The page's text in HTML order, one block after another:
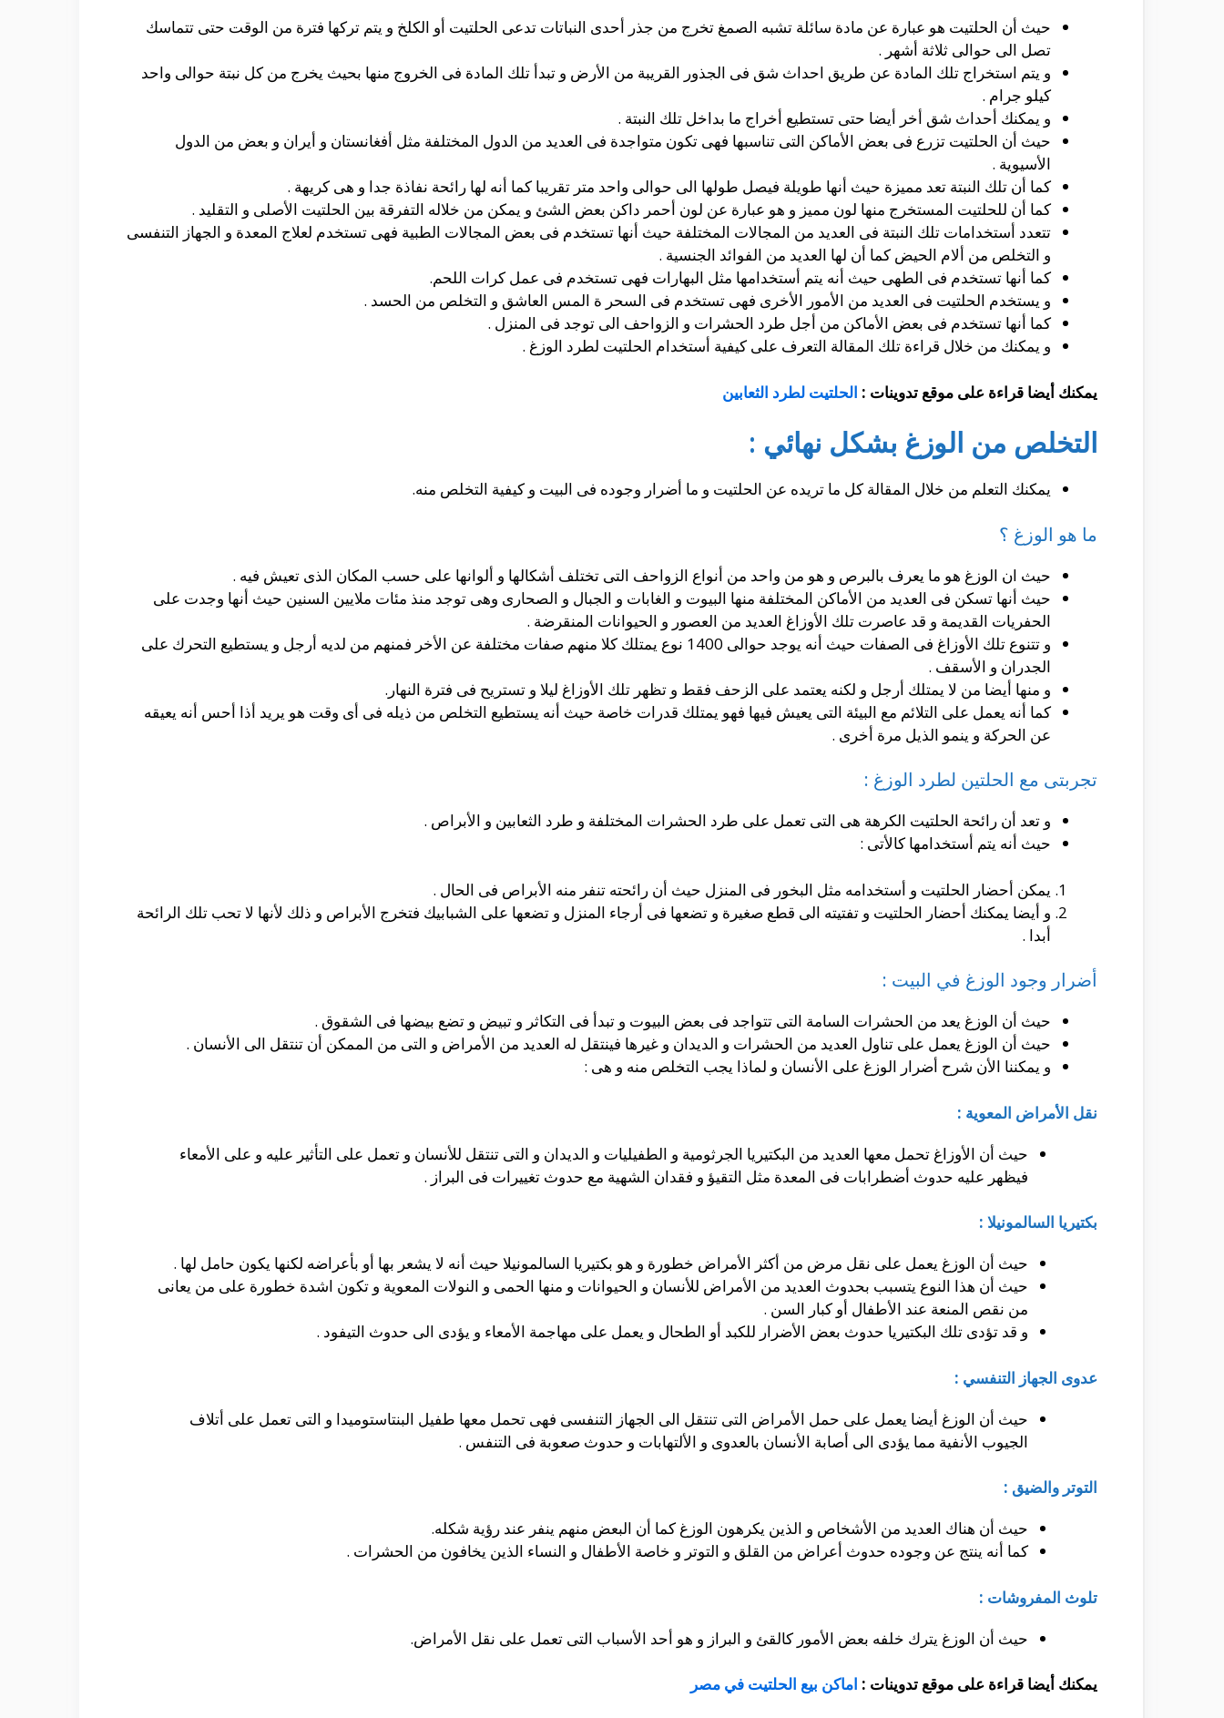
حيث أن الحلتيت هو عبارة عن مادة سائلة تشبه الصمغ تخرج من جذر أحدى النباتات تدعى الحلتيت أو الكلخ و يتم تركها فترة من الوقت حتى تتماسك
تصل الى حوالى ثلاثة أشهر .
و يتم استخراج تلك المادة عن طريق احداث شق فى الجذور القريبة من الأرض و تبدأ تلك المادة فى الخروج منها بحيث يخرج من كل نبتة حوالى واحد
كيلو جرام .
و يمكنك أحداث شق أخر أيضا حتى تستطيع أخراج ما بداخل تلك النبتة .
حيث أن الحلتيت تزرع فى بعض الأماكن التى تناسبها فهى تكون متواجدة فى العديد من الدول المختلفة مثل أفغانستان و أيران و بعض من الدول
الأسيوية .
كما أن تلك النبتة تعد مميزة حيث أنها طويلة فيصل طولها الى حوالى واحد متر تقريبا كما أنه لها رائحة نفاذة جدا و هى كريهة .
كما أن للحلتيت المستخرج منها لون مميز و هو عبارة عن لون أحمر داكن بعض الشئ و يمكن من خلاله التفرقة بين الحلتيت الأصلى و التقليد .
تتعدد أستخدامات تلك النبتة فى العديد من المجالات المختلفة حيث أنها تستخدم فى بعض المجالات الطبية فهى تستخدم لعلاج المعدة و الجهاز التنفسى
و التخلص من ألام الحيض كما أن لها العديد من الفوائد الجنسية .
كما أنها تستخدم فى الطهى حيث أنه يتم أستخدامها مثل البهارات فهى تستخدم فى عمل كرات اللحم.
و يستخدم الحلتيت فى العديد من الأمور الأخرى فهى تستخدم فى السحر ة المس العاشق و التخلص من الحسد .
كما أنها تستخدم فى بعض الأماكن من أجل طرد الحشرات و الزواحف الى توجد فى المنزل .
و يمكنك من خلال قراءة تلك المقالة التعرف على كيفية أستخدام الحلتيت لطرد الوزغ .
يمكنك أيضا قراءة على موقع تدوينات : الحلتيت لطرد الثعابين
التخلص من الوزغ بشكل نهائي :
يمكنك التعلم من خلال المقالة كل ما تريده عن الحلتيت و ما أضرار وجوده فى البيت و كيفية التخلص منه.
ما هو الوزغ ؟
حيث ان الوزغ هو ما يعرف بالبرص و هو من واحد من أنواع الزواحف التى تختلف أشكالها و ألوانها على حسب المكان الذى تعيش فيه .
حيث أنها تسكن فى العديد من الأماكن المختلفة منها البيوت و الغابات و الجبال و الصحارى وهى توجد منذ مئات ملايين السنين حيث أنها وجدت على
الحفريات القديمة و قد عاصرت تلك الأوزاغ العديد من العصور و الحيوانات المنقرضة .
و تتنوع تلك الأوزاغ فى الصفات حيث أنه يوجد حوالى 1400 نوع يمتلك كلا منهم صفات مختلفة عن الأخر فمنهم من لديه أرجل و يستطيع التحرك على
الجدران و الأسقف .
و منها أيضا من لا يمتلك أرجل و لكنه يعتمد على الزحف فقط و تظهر تلك الأوزاغ ليلا و تستريح فى فترة النهار.
كما أنه يعمل على التلائم مع البيئة التى يعيش فيها فهو يمتلك قدرات خاصة حيث أنه يستطيع التخلص من ذيله فى أى وقت هو يريد أذا أحس أنه يعيقه
عن الحركة و ينمو الذيل مرة أخرى .
تجربتى مع الحلتين لطرد الوزغ :
و تعد أن رائحة الحلتيت الكرهة هى التى تعمل على طرد الحشرات المختلفة و طرد الثعابين و الأبراص .
حيث أنه يتم أستخدامها كالأتى :
يمكن أحضار الحلتيت و أستخدامه مثل البخور فى المنزل حيث أن رائحته تنفر منه الأبراص فى الحال .
و أيضا يمكنك أحضار الحلتيت و تفتيته الى قطع صغيرة و تضعها فى أرجاء المنزل و تضعها على الشبابيك فتخرج الأبراص و ذلك لأنها لا تحب تلك الرائحة
أبدا .
أضرار وجود الوزغ في البيت :
حيث أن الوزغ يعد من الحشرات السامة التى تتواجد فى بعض البيوت و تبدأ فى التكاثر و تبيض و تضع بيضها فى الشقوق .
حيث أن الوزغ يعمل على تناول العديد من الحشرات و الديدان و غيرها فينتقل له العديد من الأمراض و التى من الممكن أن تنتقل الى الأنسان .
و يمكننا الأن شرح أضرار الوزغ على الأنسان و لماذا يجب التخلص منه و هى :
نقل الأمراض المعوية :
حيث أن الأوزاغ تحمل معها العديد من البكتيريا الجرثومية و الطفيليات و الديدان و التى تنتقل للأنسان و تعمل على التأثير عليه و على الأمعاء
فيظهر عليه حدوث أضطرابات فى المعدة مثل التقيؤ و فقدان الشهية مع حدوث تغييرات فى البراز .
بكتيريا السالمونيلا :
حيث أن الوزغ يعمل على نقل مرض من أكثر الأمراض خطورة و هو بكتيريا السالمونيلا حيث أنه لا يشعر بها أو بأعراضه لكنها يكون حامل لها .
حيث أن هذا النوع يتسبب بحدوث العديد من الأمراض للأنسان و الحيوانات و منها الحمى و النولات المعوية و تكون اشدة خطورة على من يعانى
من نقص المنعة عند الأطفال أو كبار السن .
و قد تؤدى تلك البكتيريا حدوث بعض الأضرار للكبد أو الطحال و يعمل على مهاجمة الأمعاء و يؤدى الى حدوث التيفود .
عدوى الجهاز التنفسي :
حيث أن الوزغ أيضا يعمل على حمل الأمراض التى تنتقل الى الجهاز التنفسى فهى تحمل معها طفيل البنتاستوميدا و التى تعمل على أتلاف
الجيوب الأنفية مما يؤدى الى أصابة الأنسان بالعدوى و الألتهابات و حدوث صعوبة فى التنفس .
التوتر والضيق :
حيث أن هناك العديد من الأشخاص و الذين يكرهون الوزغ كما أن البعض منهم ينفر عند رؤية شكله.
كما أنه ينتج عن وجوده حدوث أعراض من القلق و التوتر و خاصة الأطفال و النساء الذين يخافون من الحشرات .
تلوث المفروشات :
حيث أن الوزغ يترك خلفه بعض الأمور كالقئ و البراز و هو أحد الأسباب التى تعمل على نقل الأمراض.
يمكنك أيضا قراءة على موقع تدوينات : اماكن بيع الحلتيت في مصر